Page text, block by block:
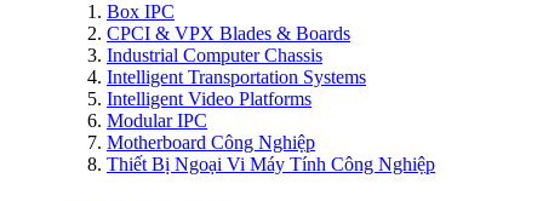
Box IPC
CPCI & VPX Blades & Boards
Industrial Computer Chassis
Intelligent Transportation Systems
Intelligent Video Platforms
Modular IPC
Motherboard Công Nghiệp
Thiết Bị Ngoại Vi Máy Tính Công Nghiệp